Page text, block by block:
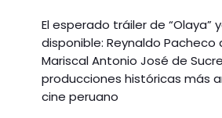
El esperado tráiler de “Olaya”
disponible: Reynaldo Pacheco
Mariscal Antonio José de
producciones históricas más
cine peruano